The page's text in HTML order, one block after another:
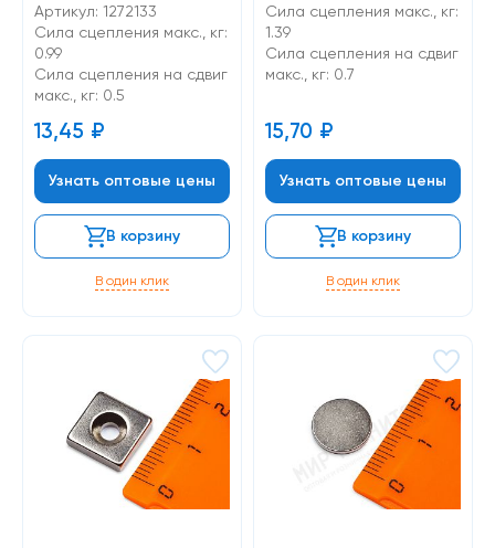
Артикул: 1272133
Сила сцепления макс., кг:
0.99
Cила сцепления на сдвиг
макс., кг: 0.5
13,45 ₽
Узнать оптовые цены
В корзину
В один клик
Сила сцепления макс., кг:
1.39
Cила сцепления на сдвиг
макс., кг: 0.7
15,70 ₽
Узнать оптовые цены
В корзину
В один клик